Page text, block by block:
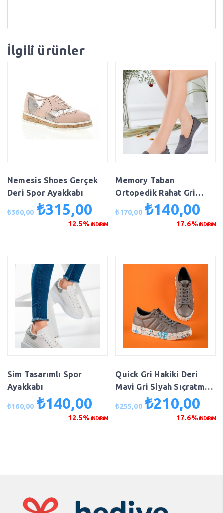
İlgili ürünler
Nemesis Shoes Gerçek
Deri Spor Ayakkabı
₺360,00 Orijinal
₺315,00
andaki
12.5% İNDİRİM
Memory Taban
Ortopedik Rahat Gri
Ayakkabı
₺170,00 Orijinal
₺140,00
17.6%İNDİRİM
Sim Tasarımlı Spor
Ayakkabı
₺160,00 Orijinal
₺140,00
andaki
12.5% İNDİRİM
Quick Gri Hakiki Deri
Mavi Gri Siyah Sıçratma
Tabanlı Spor Ayakkabı
₺255,00 Orijinal
₺210,00
17.6%İNDİRİM